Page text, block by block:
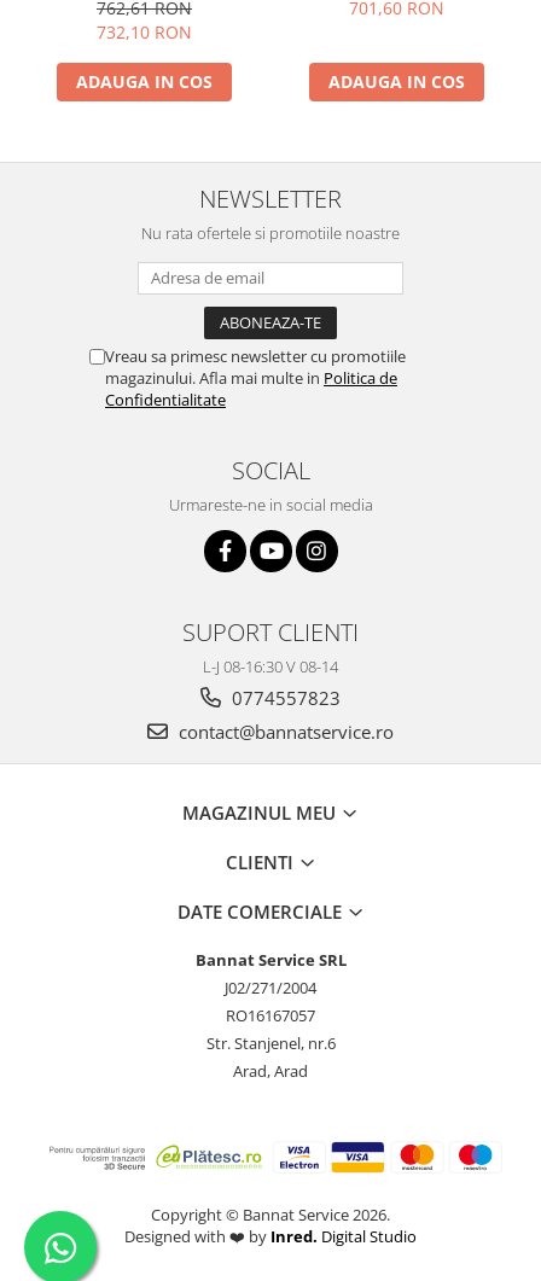
verificare metrologica,
acumulator
762,61 RON
732,10 RON
ADAUGA IN COS
701,60 RON
ADAUGA IN COS
NEWSLETTER
Nu rata ofertele si promotiile noastre
Vreau sa primesc newsletter cu promotiile
magazinului. Afla mai multe in Politica de
Confidentialitate
SOCIAL
Urmareste-ne in social media
SUPORT CLIENTI
L-J 08-16:30 V 08-14
0774557823
contact@bannatservice.ro
MAGAZINUL MEU
CLIENTI
DATE COMERCIALE
Bannat Service SRL
J02/271/2004
RO16167057
Str. Stanjenel, nr.6
Arad, Arad
Copyright © Bannat Service 2026.
Designed with ❤️ by Inred. Digital Studio